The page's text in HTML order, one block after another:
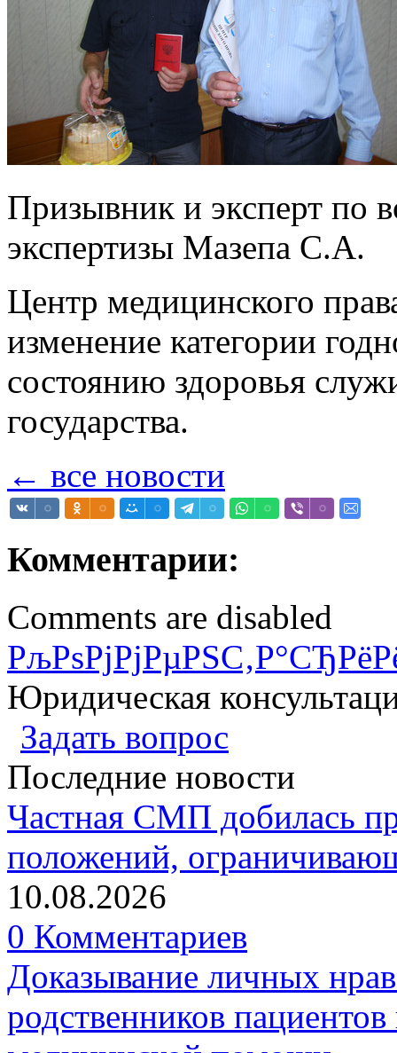
Призывник и эксперт по
экспертизы Мазепа С.А.
Центр медицинского
изменение категории
состоянию здоровья
государства.
← все новости
Комментарии:
Comments are disabled
Юридическая
Задать вопрос
Последние новости
Частная СМП добилась
положений,
10.08.2026
0 Комментариев
Доказывание личных
родственников